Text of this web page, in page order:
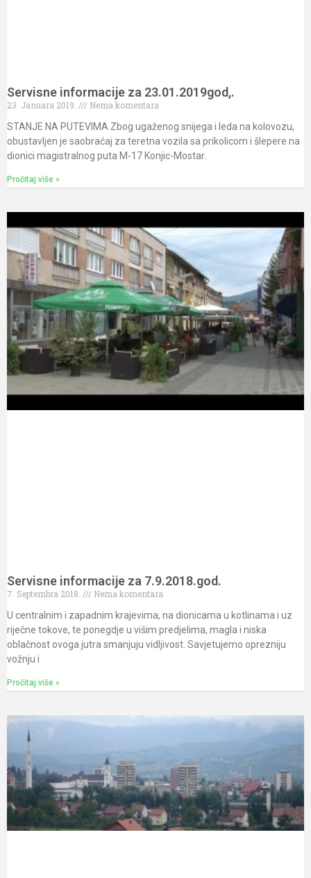
Servisne informacije za 23.01.2019god,.
23. Januara 2019.
Nema komentara
STANJE NA PUTEVIMA Zbog ugaženog snijega i leda na kolovozu,
obustavljen je saobraćaj za teretna vozila sa prikolicom i šlepere na
dionici magistralnog puta M-17 Konjic-Mostar.
Pročitaj više »
Servisne informacije za 7.9.2018.god.
7. Septembra 2018.
Nema komentara
U centralnim i zapadnim krajevima, na dionicama u kotlinama i uz
riječne tokove, te ponegdje u višim predjelima, magla i niska
oblačnost ovoga jutra smanjuju vidljivost. Savjetujemo oprezniju
vožnju i
Pročitaj više »